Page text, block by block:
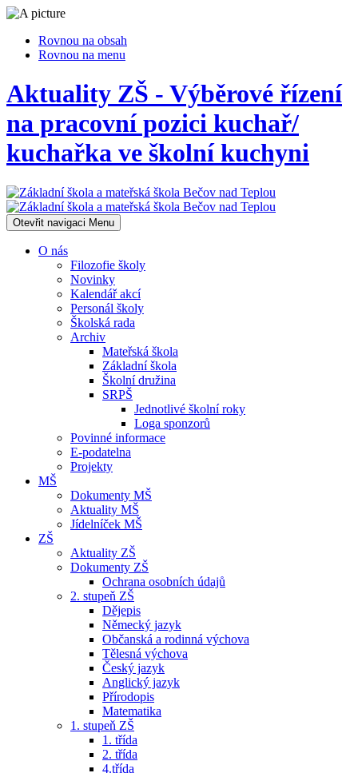
Rovnou na obsah
Rovnou na menu
Aktuality ZŠ - Výběrové řízení
na pracovní pozici kuchař/
kuchařka ve školní kuchyni
Otevřit navigaci Menu
O nás
Filozofie školy
Novinky
Kalendář akcí
Personál školy
Školská rada
Archiv
Mateřská škola
Základní škola
Školní družina
SRPŠ
Jednotlivé školní roky
Loga sponzorů
Povinné informace
E-podatelna
Projekty
MŠ
Dokumenty MŠ
Aktuality MŠ
Jídelníček MŠ
ZŠ
Aktuality ZŠ
Dokumenty ZŠ
Ochrana osobních údajů
2. stupeň ZŠ
Dějepis
Německý jazyk
Občanská a rodinná výchova
Tělesná výchova
Český jazyk
Anglický jazyk
Přírodopis
Matematika
1. stupeň ZŠ
1. třída
2. třída
4.třída